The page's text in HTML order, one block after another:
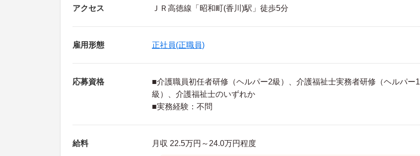
アクセス ＪＲ高徳線「昭和町(香川)駅」徒歩5分
雇用形態 正社員(正職員)
応募資格
■介護職員初任者研修（ヘルパー2級）、介護福祉士実務者研修（ヘルパー1
級）、介護福祉士のいずれか
■実務経験：不問
給料 月収 22.5万円～24.0万円程度